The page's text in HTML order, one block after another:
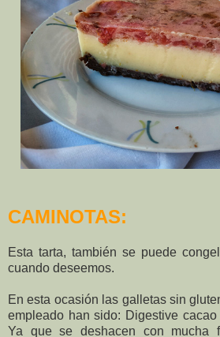
CAMINOTAS:
Esta tarta, también se puede
cuando deseemos.
En esta ocasión las galletas sin
empleado han sido: Digestive
Ya que se deshacen con mucha